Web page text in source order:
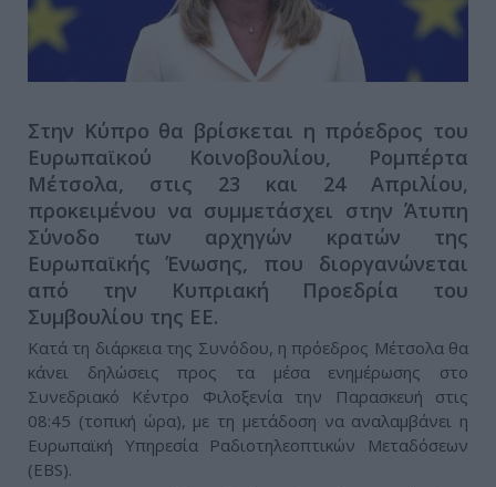
Στην Κύπρο θα βρίσκεται η πρόεδρος του
Ευρωπαϊκού Κοινοβουλίου, Ρομπέρτα
Μέτσολα, στις 23 και 24 Απριλίου,
προκειμένου να συμμετάσχει στην Άτυπη
Σύνοδο των αρχηγών κρατών της
Ευρωπαϊκής Ένωσης, που διοργανώνεται
από την Κυπριακή Προεδρία του
Συμβουλίου της ΕΕ.
Κατά τη διάρκεια της Συνόδου, η πρόεδρος Μέτσολα θα
κάνει δηλώσεις προς τα μέσα ενημέρωσης στο
Συνεδριακό Κέντρο Φιλοξενία την Παρασκευή στις
08:45 (τοπική ώρα), με τη μετάδοση να αναλαμβάνει η
Ευρωπαϊκή Υπηρεσία Ραδιοτηλεοπτικών Μεταδόσεων
(EBS).